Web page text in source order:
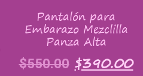
Pantalón para
Embarazo Mezclilla
Panza Alta
$550.00 $390.00